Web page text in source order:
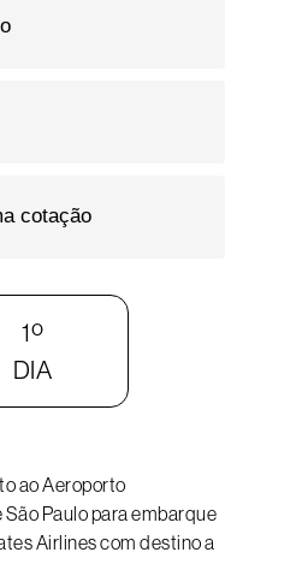
cotação
1º
DIA
ao Aeroporto
Paulo para embarque
Airlines com destino a